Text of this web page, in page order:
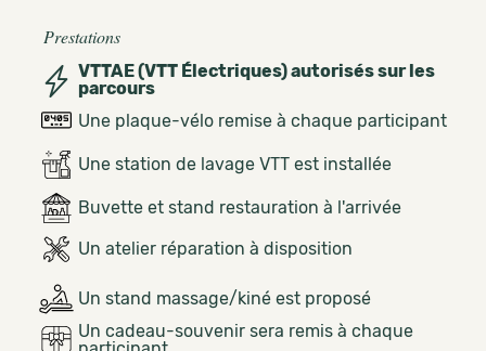
Prestations
VTTAE (VTT Électriques) autorisés sur les
parcours
Une plaque-vélo remise à chaque participant
Une station de lavage VTT est installée
Buvette et stand restauration à l'arrivée
Un atelier réparation à disposition
Un stand massage/kiné est proposé
Un cadeau-souvenir sera remis à chaque